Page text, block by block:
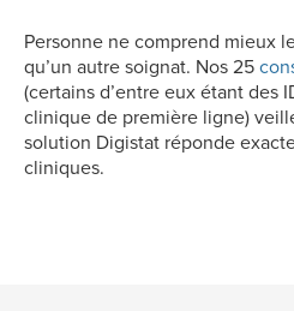
Personne ne comprend mieux
qu’un autre soignat. Nos 25
(certains d’entre eux étant des
clinique de première ligne)
solution Digistat réponde
cliniques.